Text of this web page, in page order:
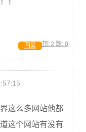
！
顶: 2 踩: 0
回复
这么多网站他都
这个网站有没有